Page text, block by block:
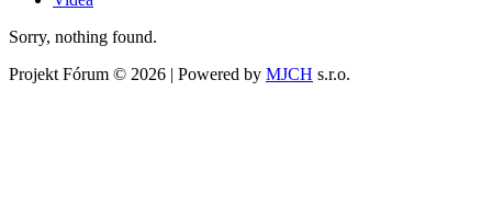
Sorry, nothing found.
Projekt Fórum © 2026 | Powered by MJCH s.r.o.